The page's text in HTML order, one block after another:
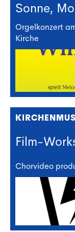
Sonne,
Orgelkonzert
Kirche
Film-
Chorvideo